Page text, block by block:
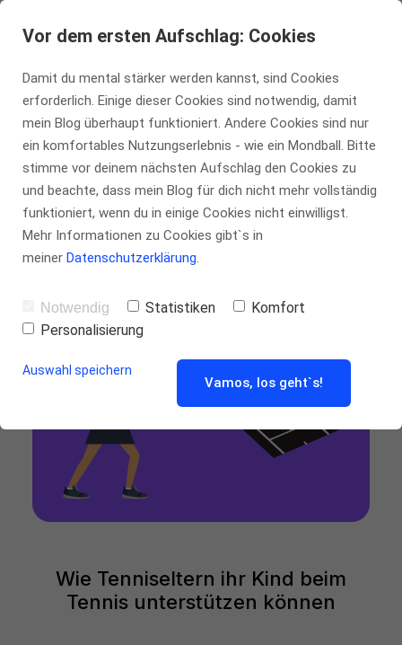
tennis-insider.de
Blog
Wie Tenniseltern ihr Kind beim
Tennis unterstützen können
Vor dem ersten Aufschlag: Cookies
Damit du mental stärker werden kannst, sind Cookies
erforderlich. Einige dieser Cookies sind notwendig, damit
mein Blog überhaupt funktioniert. Andere Cookies sind nur
ein komfortables Nutzungserlebnis - wie ein Mondball. Bitte
stimme vor deinem nächsten Aufschlag den Cookies zu
und beachte, dass mein Blog für dich nicht mehr vollständig
funktioniert, wenn du in einige Cookies nicht einwilligst.
Mehr Informationen zu Cookies gibt`s in
meiner Datenschutzerklärung.
Notwendig Statistiken
Komfort
Personalisierung
Auswahl speichern
Vamos, los geht`s!